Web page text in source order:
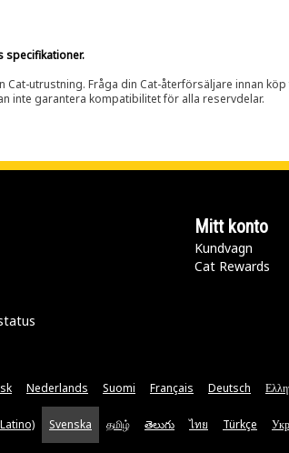
specifikationer.
utrustning. Fråga din Cat-återförsäljare innan
inte garantera kompatibilitet för alla reservdelar.
Mitt konto
Kundvagn
Cat Rewards
Nederlands Suomi Français Deutsch
Svenska தமிழ் తెలుగు ไทย Türkçe